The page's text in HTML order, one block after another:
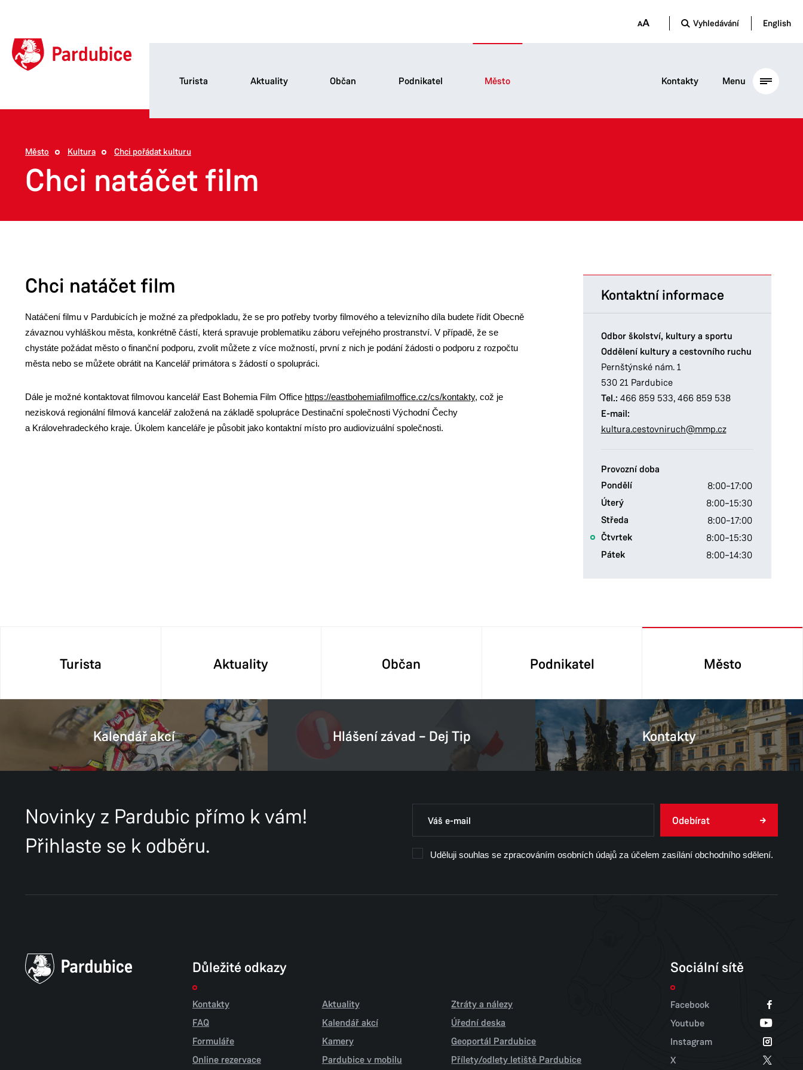
Vyhledávání English
Turista Aktuality Občan Podnikatel Město Kontakty Menu
Město Kultura Chci pořádat kulturu
Chci natáčet film
Chci natáčet film
Natáčení filmu v Pardubicích je možné za předpokladu, že se pro potřeby tvorby filmového a televizního díla budete řídit Obecně
závaznou vyhláškou města, konkrétně částí, která spravuje problematiku záboru veřejného prostranství. V případě, že se
chystáte požádat město o finanční podporu, zvolit můžete z více možností, první z nich je podání žádosti o podporu z rozpočtu
města nebo se můžete obrátit na Kancelář primátora s žádostí o spolupráci.
Dále je možné kontaktovat filmovou kancelář East Bohemia Film Office https://eastbohemiafilmoffice.cz/cs/kontakty, což je
nezisková regionální filmová kancelář založená na základě spolupráce Destinační společnosti Východní Čechy
a Královehradeckého kraje. Úkolem kanceláře je působit jako kontaktní místo pro audiovizuální společnosti.
Kontaktní informace
Odbor školství, kultury a sportu
Oddělení kultury a cestovního ruchu
Pernštýnské nám. 1
530 21 Pardubice
Tel.: 466 859 533, 466 859 538
E-mail:
kultura.cestovniruch@mmp.cz
Provozní doba
Pondělí
8:00–17:00
Úterý 8:00–15:30
Středa 8:00–17:00
Čtvrtek 8:00–15:30
Pátek 8:00–14:30
Turista Aktuality Občan Podnikatel Město
Kalendář akcí Hlášení závad – Dej Tip Kontakty
Novinky z Pardubic přímo k vám!
Přihlaste se k odběru.
Odebírat
Uděluji souhlas se zpracováním osobních údajů za účelem zasílání obchodního sdělení.
Sociální sítě
Facebook
Youtube
Instagram
X
Důležité odkazy
Kontakty
FAQ
Formuláře
Online rezervace
Aktuality
Kalendář akcí
Kamery
Pardubice v mobilu
Ztráty a nálezy
Úřední deska
Geoportál Pardubice
Přílety/odlety letiště Pardubice